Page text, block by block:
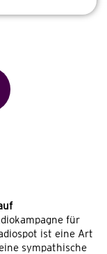
für
ist eine Art
sympathische